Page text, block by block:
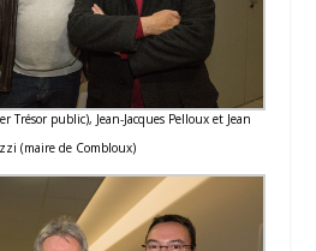
Trésor public), Jean-Jacques Pelloux et Jean
(maire de Combloux)